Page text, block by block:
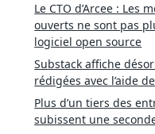
Le CTO d’Arcee : Les
ouverts ne sont pas
logiciel open source
Substack affiche
rédigées avec l’aide de
Plus d’un tiers des
subissent une